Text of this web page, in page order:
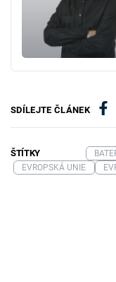
SDÍLEJTE ČLÁNEK
ŠTÍTKY
EVROPSKÁ UNIE